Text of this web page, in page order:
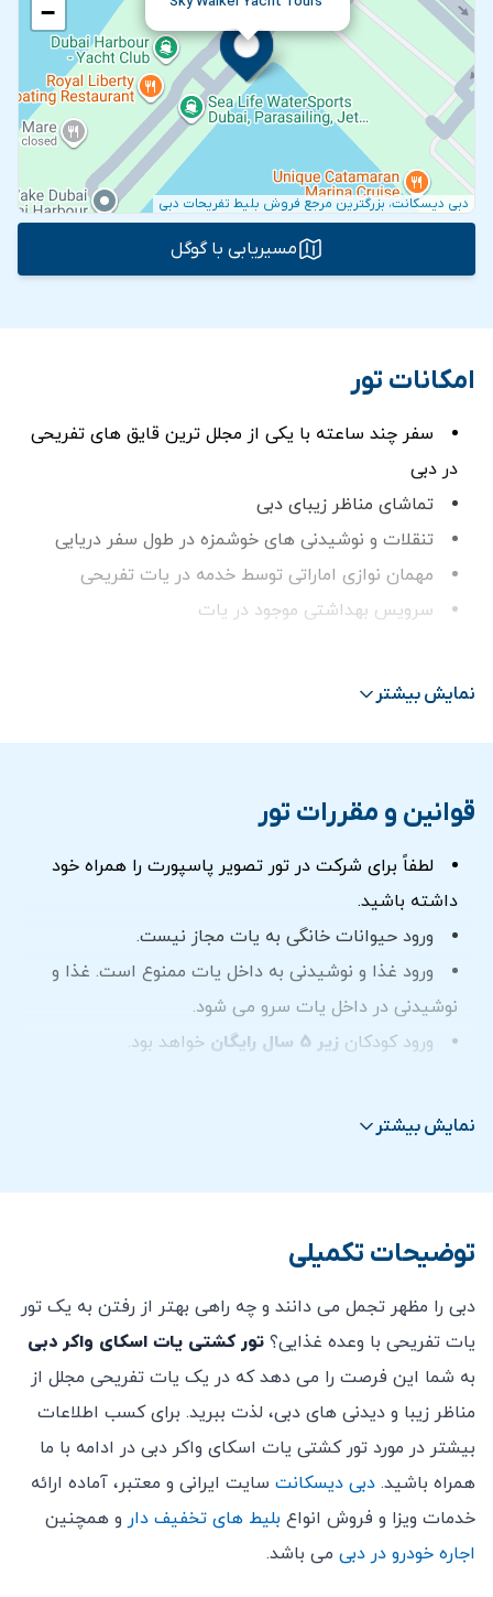
−
دبی دیسکانت، بزرگترین مرجع فروش بلیط تفریحات دبی
مسیریابی با گوگل
امکانات تور
سفر چند ساعته با یکی از مجلل ترین قایق های تفریحی
در دبی
تماشای مناظر زیبای دبی
تنقلات و نوشیدنی های خوشمزه در طول سفر دریایی
مهمان نوازی اماراتی توسط خدمه در یات تفریحی
سرویس بهداشتی موجود در یات
صبحانه / باربیکیو و نوشیدنی
ترانسفر در صورت انتخاب گزینه ترانسفر
زمان بندی اجرای تور به مدت 2 ساعت:
17:00 الی 19:00
18:30 الی 20:30
زمان بندی اجرای تور به مدت 3 ساعت:
16:30 الی 19:30
نمایش بیشتر
قوانین و مقررات تور
لطفاً برای شرکت در تور تصویر پاسپورت را همراه خود
داشته باشید.
ورود حیوانات خانگی به یات مجاز نیست.
ورود غذا و نوشیدنی به داخل یات ممنوع است. غذا و
نوشیدنی در داخل یات سرو می شود.
ورود کودکان زیر 5 سال رایگان خواهد بود.
شد.
کودکان زیر 10 سال باید هنگام حضور در بیرون از عرشه
جلیقه نجات بپوشند.
امکان کنسلی بلیط خریداری شده پس از خرید وجود ندارد.
نمایش بیشتر
توضیحات تکمیلی
دبی را مظهر تجمل می دانند و چه راهی بهتر از رفتن به یک تور
یات تفریحی با وعده غذایی؟ تور کشتی یات اسکای واکر دبی
به شما این فرصت را می دهد که در یک یات تفریحی مجلل از
مناظر زیبا و دیدنی های دبی، لذت ببرید. برای کسب اطلاعات
بیشتر در مورد تور کشتی یات اسکای واکر دبی در ادامه با ما
همراه باشید. دبی دیسکانت سایت ایرانی و معتبر، آماده ارائه
خدمات ویزا و فروش انواع بلیط های تخفیف دار و همچنین
اجاره خودرو در دبی می باشد.